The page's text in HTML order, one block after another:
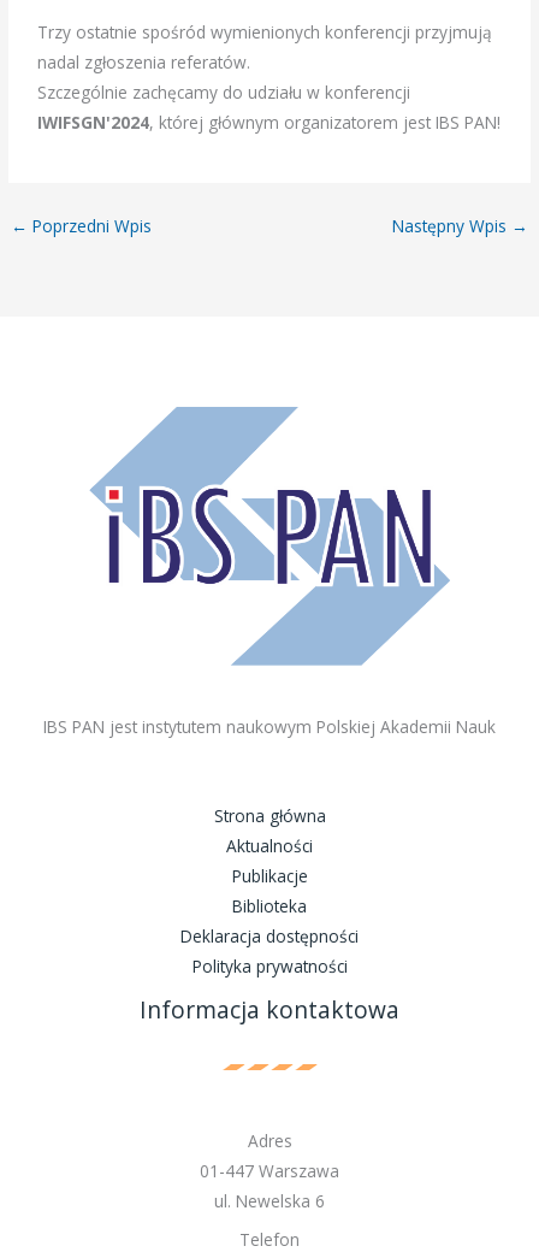
Trzy ostatnie spośród wymienionych konferencji przyjmują
nadal zgłoszenia referatów.
Szczególnie zachęcamy do udziału w konferencji
IWIFSGN'2024, której głównym organizatorem jest IBS PAN!
← Poprzedni Wpis Następny Wpis →
IBS PAN jest instytutem naukowym Polskiej Akademii Nauk
Strona główna
Aktualności
Publikacje
Biblioteka
Deklaracja dostępności
Polityka prywatności
Informacja kontaktowa
Adres
01-447 Warszawa
ul. Newelska 6
Telefon